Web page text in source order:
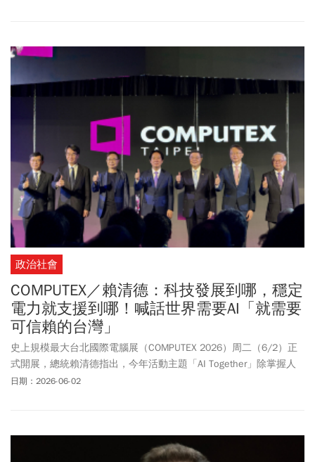
夠生存下去。一些投資者擔心，由於此次發行規模龐大，可能會對
市場造成壓力，即便市場能夠消化SpaceX的這些新股，IPO市場向
來波動較大，週五發行可能會引發科技股領頭羊的另一個輪動。
政治社會
COMPUTEX／賴清德：科技發展到哪，穩定
電力就支援到哪！喊話世界需要AI「就需要
可信賴的台灣」
史上規模最大台北國際電腦展（COMPUTEX 2026）周二（6/2）正
式開展，總統賴清德指出，今年活動主題「AI Together」除掌握人
工智慧發展趨勢，更傳達「AI的下一步，需要全球理念相近、可信任
水、電、土地等關鍵資源穩定供應，做產業最堅實的後盾。賴總統
日期：2026-06-02